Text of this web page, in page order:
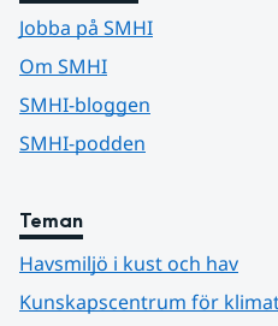
Jobba på SMHI
Om SMHI
SMHI-bloggen
SMHI-podden
Teman
Havsmiljö i kust och hav
Kunskapscentrum för